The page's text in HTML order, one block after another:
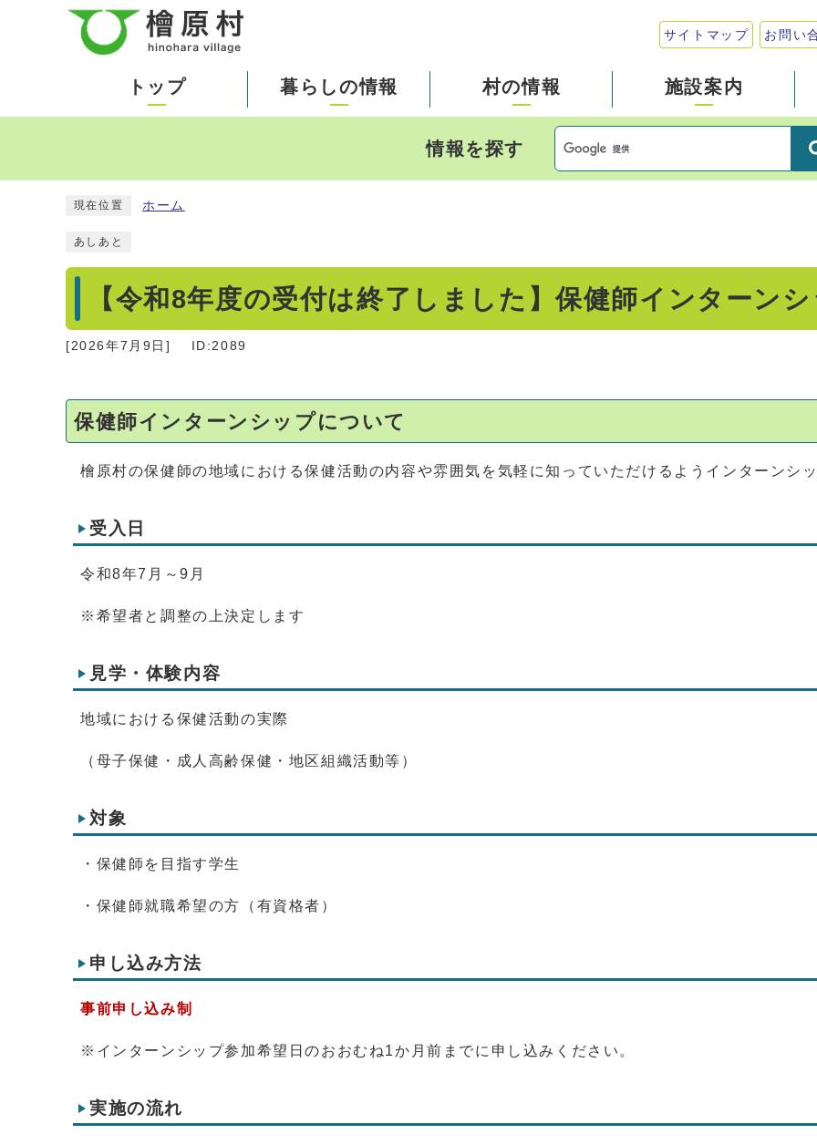
サイトマップ お問い
トップ 暮らしの情報 村の情報 施設案内
情報を探す
現在位置 ホーム
あしあと
【令和8年度の受付は終了しました】保健師インターン
[2026年7月9日] ID:2089
保健師インターンシップについて
檜原村の保健師の地域における保健活動の内容や雰囲気を気軽に知っていただけるようインターンシ
受入日
令和8年7月～9月
※希望者と調整の上決定します
見学・体験内容
地域における保健活動の実際
（母子保健・成人高齢保健・地区組織活動等）
対象
・保健師を目指す学生
・保健師就職希望の方（有資格者）
申し込み方法
事前申し込み制
※インターンシップ参加希望日のおおむね1か月前までに申し込みください。
実施の流れ